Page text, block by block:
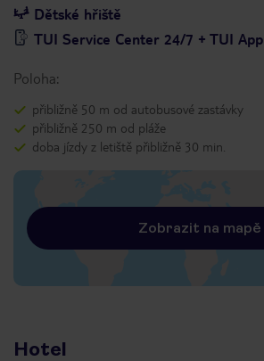
Dětské hřiště
TUI Service Center 24/7 + TUI App
Poloha:
přibližně 50 m od autobusové zastávky
přibližně 250 m od pláže
doba jízdy z letiště přibližně 30 min.
Zobrazit na mapě
Hotel